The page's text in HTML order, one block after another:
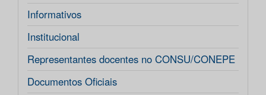
Informativos
Institucional
Representantes docentes no CONSU/CONEPE
Documentos Oficiais